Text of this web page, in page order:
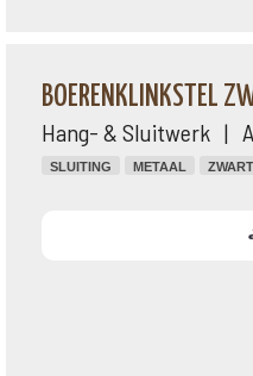
BOERENKLINKSTEL
Hang- & Sluitwerk |
SLUITING METAAL ZWART